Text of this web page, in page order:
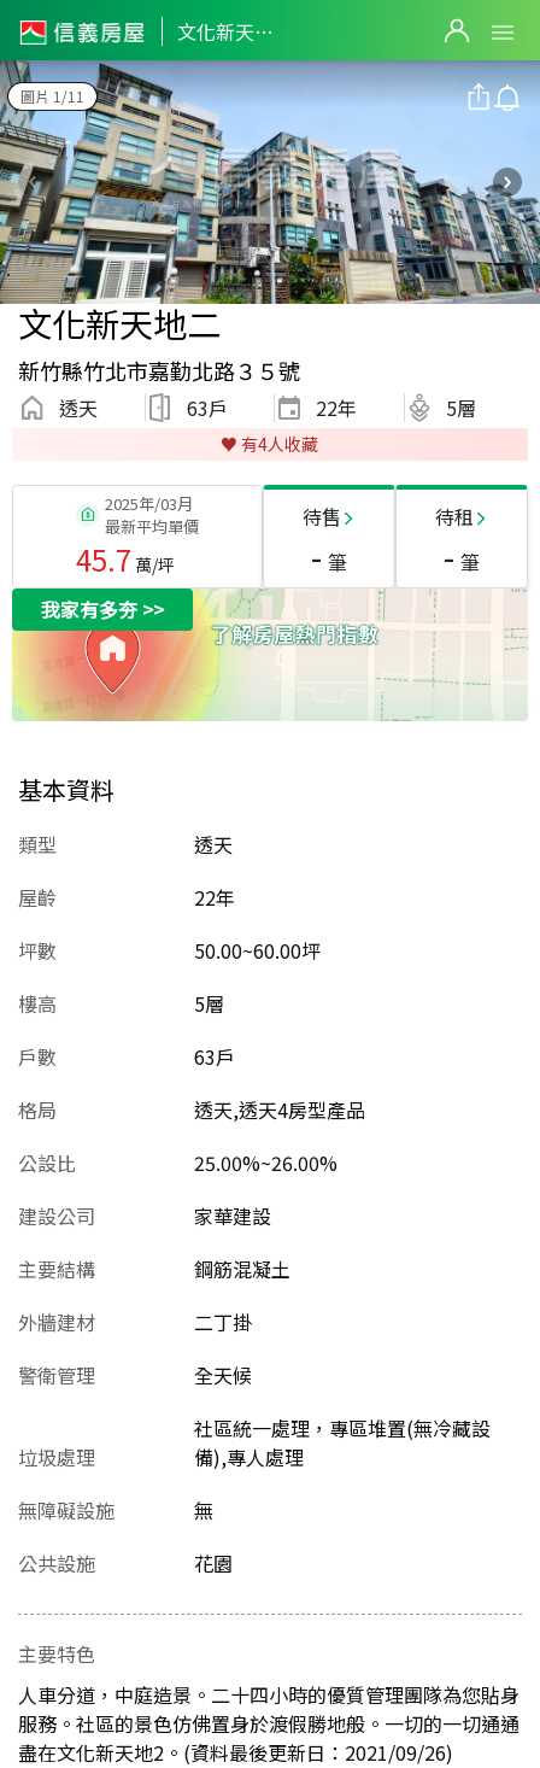
文化新天地二
圖片 1/11
文化新天地二
新竹縣竹北市嘉勤北路３５號
透天 63戶 22年 5層
♥️ 有4人收藏
2025年/03月
最新平均單價
45.7 萬/坪
待售
- 筆
待租
- 筆
我家有多夯>>
基本資料
類型
透天
屋齡
22年
坪數
50.00~60.00坪
樓高
5層
戶數
63戶
格局
透天,透天4房型產品
公設比
25.00%~26.00%
建設公司
家華建設
主要結構
鋼筋混凝土
外牆建材
二丁掛
警衛管理
全天候
垃圾處理
社區統一處理，專區堆置(無冷藏設
備),專人處理
無障礙設施
無
公共設施
花園
主要特色
人車分道，中庭造景。二十四小時的優質管理團隊為您貼身
服務。社區的景色仿佛置身於渡假勝地般。一切的一切通通
盡在文化新天地2。(資料最後更新日：2021/09/26)